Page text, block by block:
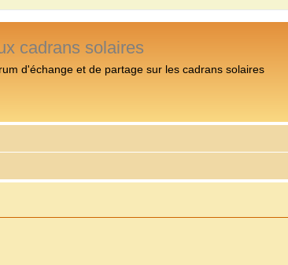
cadrans solaires
d'échange et de partage sur les cadrans solaires